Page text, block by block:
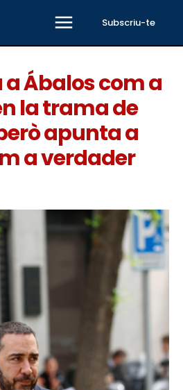
Subscriu-te
a Ábalos com a
la trama de
apunta a
a verdader